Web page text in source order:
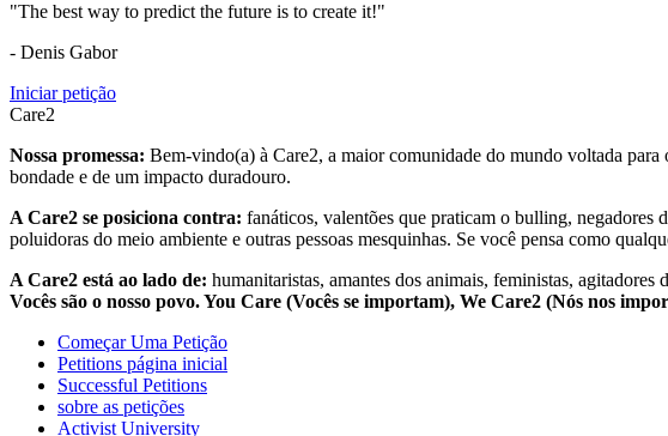
"The best way to predict the future is to create it!"
- Denis Gabor
Iniciar petição
Care2
Nossa promessa: Bem-vindo(a) à Care2, a maior comunidade do mundo voltada
bondade e de um impacto duradouro.
A Care2 se posiciona contra: fanáticos, valentões que praticam o bulling, negadores
poluidoras do meio ambiente e outras pessoas mesquinhas. Se você pensa como
A Care2 está ao lado de: humanitaristas, amantes dos animais, feministas, agitadores
Vocês são o nosso povo. You Care (Vocês se importam), We Care2 (Nós nos
Começar Uma Petição
Petitions página inicial
Successful Petitions
sobre as petições
Activist University